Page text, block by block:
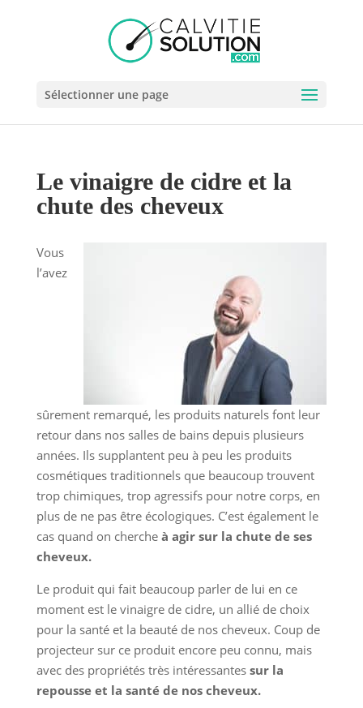
Sélectionner une page
Le vinaigre de cidre et la
chute des cheveux
Vous
l’avez
sûrement remarqué, les produits naturels font leur
retour dans nos salles de bains depuis plusieurs
années. Ils supplantent peu à peu les produits
cosmétiques traditionnels que beaucoup trouvent
trop chimiques, trop agressifs pour notre corps, en
plus de ne pas être écologiques. C’est également le
cas quand on cherche à agir sur la chute de ses
cheveux.
Le produit qui fait beaucoup parler de lui en ce
moment est le vinaigre de cidre, un allié de choix
pour la santé et la beauté de nos cheveux. Coup de
projecteur sur ce produit encore peu connu, mais
avec des propriétés très intéressantes sur la
repousse et la santé de nos cheveux.